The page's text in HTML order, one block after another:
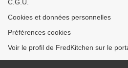
C.G.U.
Cookies et données personnelles
Préférences cookies
Voir le profil de FredKitchen sur le